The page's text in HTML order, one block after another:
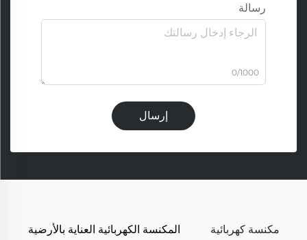
رسالة
0/1000
إرسال
مكنسة كهربائية
المكنسة الكهربائية العناية بالأرضية